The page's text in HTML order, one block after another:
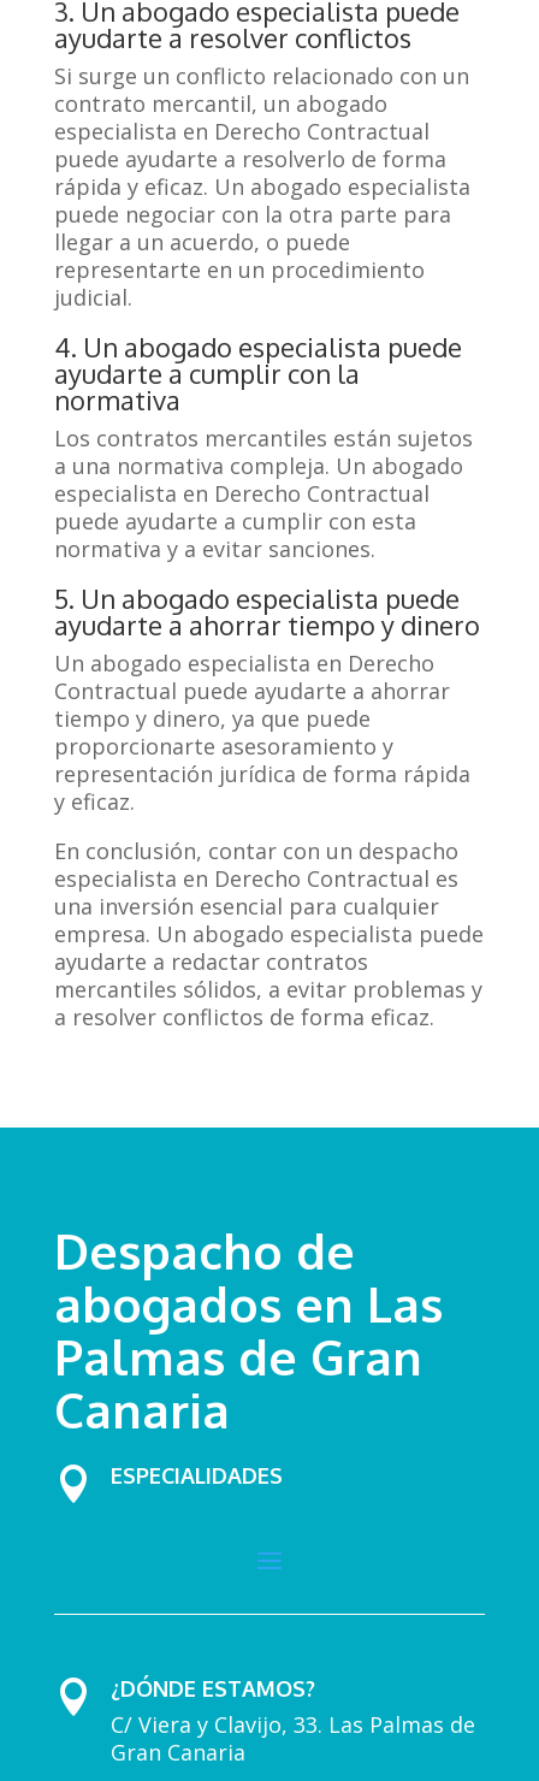
3. Un abogado especialista puede
ayudarte a resolver conflictos
Si surge un conflicto relacionado con un
contrato mercantil, un abogado
especialista en Derecho Contractual
puede ayudarte a resolverlo de forma
rápida y eficaz. Un abogado especialista
puede negociar con la otra parte para
llegar a un acuerdo, o puede
representarte en un procedimiento
judicial.
4. Un abogado especialista puede
ayudarte a cumplir con la
normativa
Los contratos mercantiles están sujetos
a una normativa compleja. Un abogado
especialista en Derecho Contractual
puede ayudarte a cumplir con esta
normativa y a evitar sanciones.
5. Un abogado especialista puede
ayudarte a ahorrar tiempo y dinero
Un abogado especialista en Derecho
Contractual puede ayudarte a ahorrar
tiempo y dinero, ya que puede
proporcionarte asesoramiento y
representación jurídica de forma rápida
y eficaz.
En conclusión, contar con un despacho
especialista en Derecho Contractual es
una inversión esencial para cualquier
empresa. Un abogado especialista puede
ayudarte a redactar contratos
mercantiles sólidos, a evitar problemas y
a resolver conflictos de forma eficaz.
Despacho de
abogados en Las
Palmas de Gran
Canaria
 ESPECIALIDADES
 ¿DÓNDE ESTAMOS?
C/ Viera y Clavijo, 33. Las Palmas de
Gran Canaria